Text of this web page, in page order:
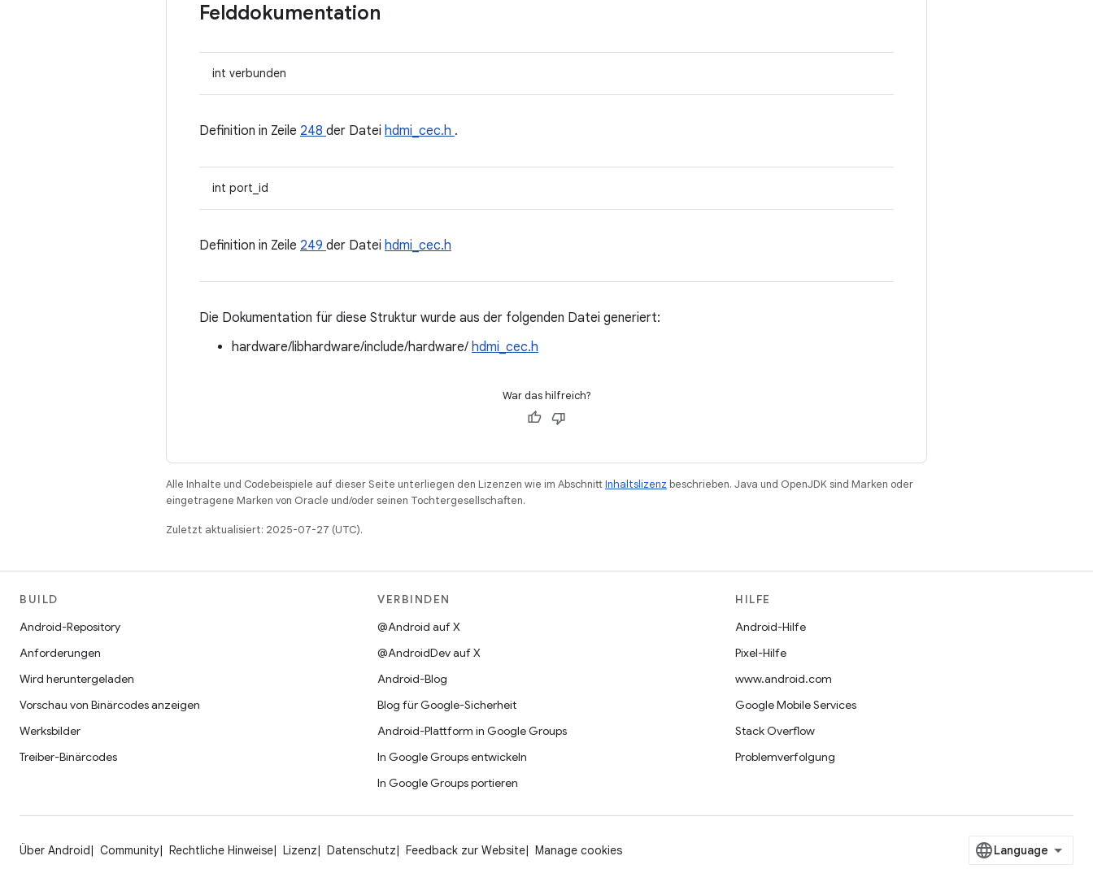
Felddokumentation
int verbunden
Definition in Zeile 248 der Datei hdmi_cec.h .
int port_id
Definition in Zeile 249 der Datei hdmi_cec.h
Die Dokumentation für diese Struktur wurde aus der folgenden Datei generiert:
hardware/libhardware/include/hardware/ hdmi_cec.h
War das hilfreich?
Alle Inhalte und Codebeispiele auf dieser Seite unterliegen den Lizenzen wie im AbschnittInhaltslizenz beschrieben. Java und OpenJDK sind Marken oder
eingetragene Marken von Oracle und/oder seinen Tochtergesellschaften.
Zuletzt aktualisiert: 2025-07-27 (UTC).
BUILD
Android-Repository
Anforderungen
Wird heruntergeladen
Vorschau von Binärcodes anzeigen
Werksbilder
Treiber-Binärcodes
VERBINDEN
@Android auf X
@AndroidDev auf X
Android-Blog
Blog für Google-Sicherheit
Android-Plattform in Google Groups
In Google Groups entwickeln
In Google Groups portieren
HILFE
Android-Hilfe
Pixel-Hilfe
www.android.com
Google Mobile Services
Stack Overflow
Problemverfolgung
Über Android Community Rechtliche Hinweise Lizenz Datenschutz Feedback zur Website Manage cookies